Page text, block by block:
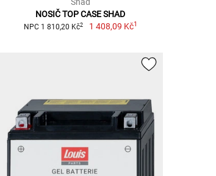
Shad
NOSIČ TOP CASE SHAD
NPC 1 810,20 Kč2 1 408,09 Kč1